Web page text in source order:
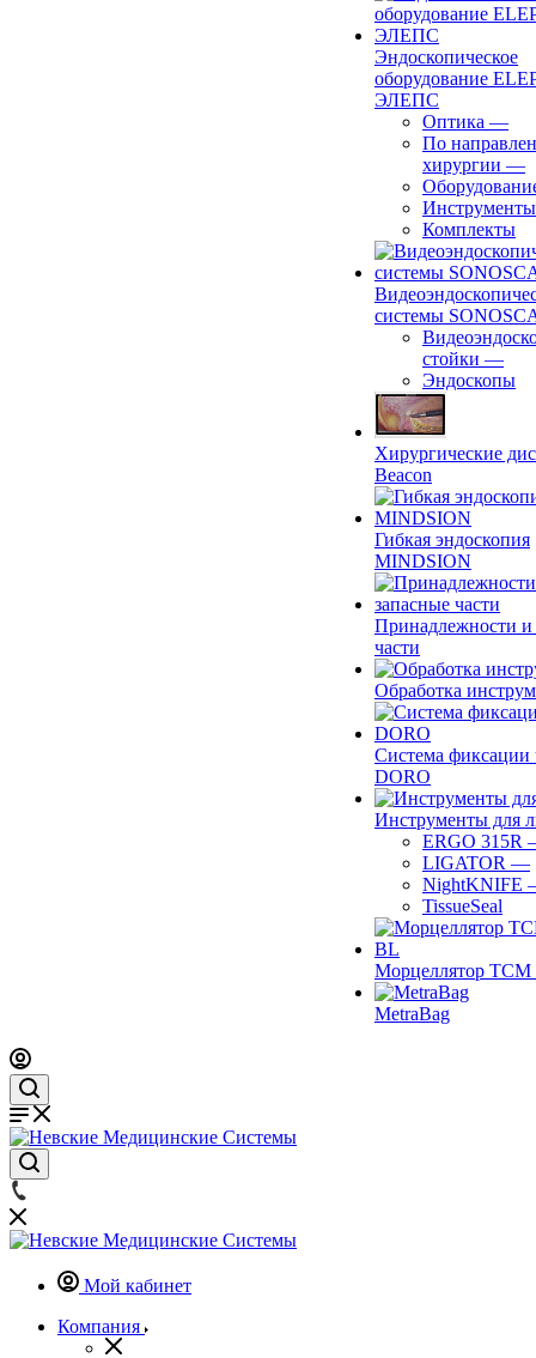
Эндоскопическое
оборудование
ЭЛЕПС
Оптика —
По
хирургии —
Инструменты
Комплекты
системы
стойки —
Эндоскопы
Хирургические
Beacon
Гибкая эндоскопия
MINDSION
Принадлежности и
части
Обработка
Система фиксации
DORO
Инструменты для
ERGO 315R
LIGATOR —
NightKNIFE
TissueSeal
Морцеллятор ТСМ
MetraBag
Мой кабинет
Компания